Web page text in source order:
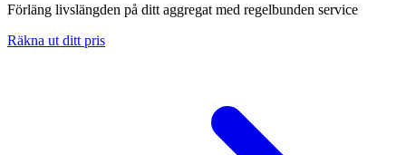
Förläng livslängden på ditt aggregat med regelbunden service
Räkna ut ditt pris